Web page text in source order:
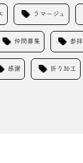
ラマージュ
仲間募集 参拝
感謝 折り加工